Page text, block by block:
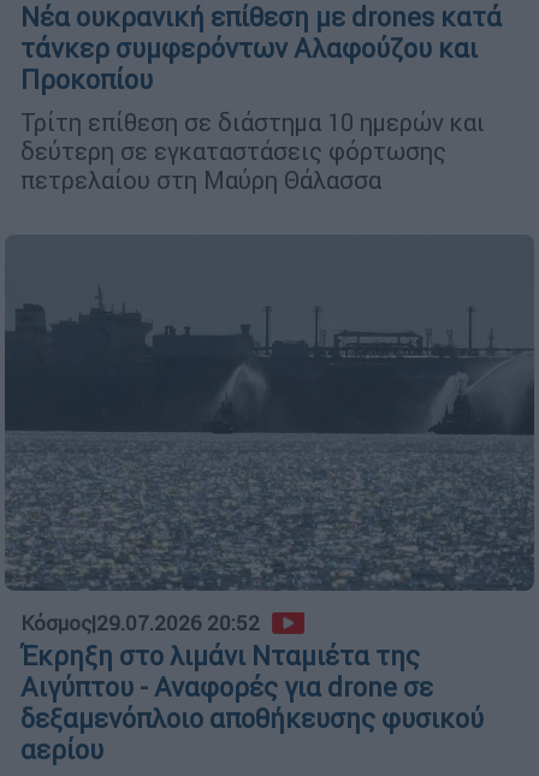
Νέα ουκρανική επίθεση με drones κατά
τάνκερ συμφερόντων Αλαφούζου και
Προκοπίου
Τρίτη επίθεση σε διάστημα 10 ημερών και
δεύτερη σε εγκαταστάσεις φόρτωσης
πετρελαίου στη Μαύρη Θάλασσα
Κόσμος|29.07.2026 20:52
Έκρηξη στο λιμάνι Νταμιέτα της
Αιγύπτου - Αναφορές για drone σε
δεξαμενόπλοιο αποθήκευσης φυσικού
αερίου